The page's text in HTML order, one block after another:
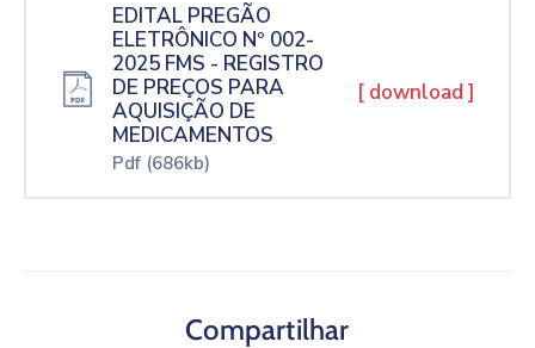
EDITAL PREGÃO
ELETRÔNICO Nº 002-
2025 FMS - REGISTRO
DE PREÇOS PARA
AQUISIÇÃO DE
MEDICAMENTOS
Pdf (686kb)
[ download ]
Compartilhar